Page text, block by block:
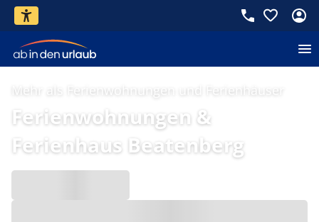
Mehr als Ferienwohnungen und Ferienhäuser
Ferienwohnungen &
Ferienhaus Beatenberg